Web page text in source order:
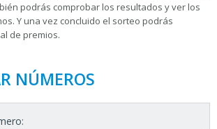
podrás comprobar los resultados y ver los
Y una vez concluido el sorteo podrás
de premios.
NÚMEROS